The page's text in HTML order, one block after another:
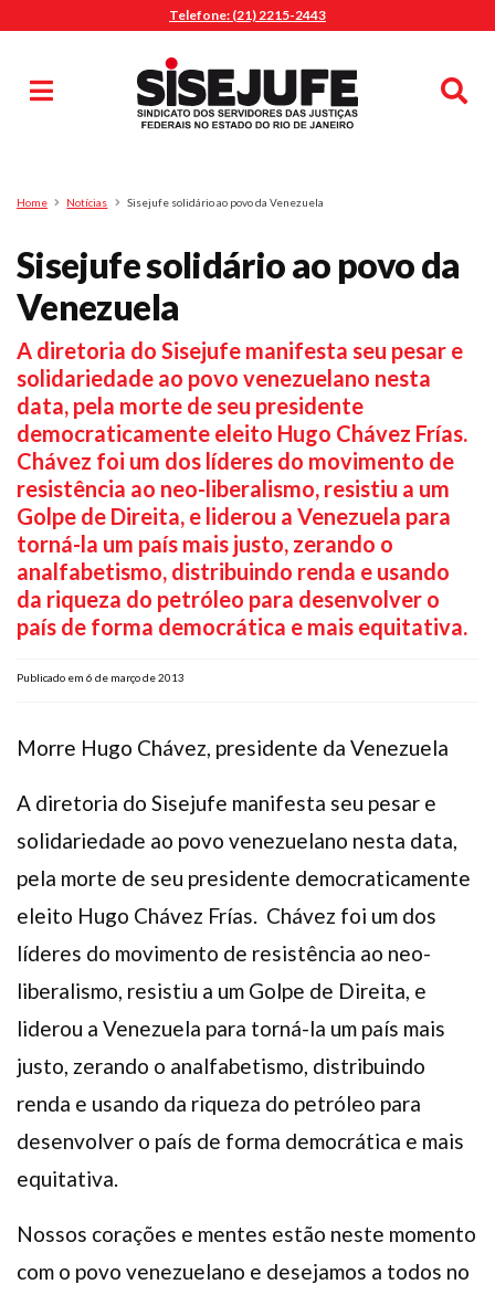
Telefone: (21) 2215-2443
Pesquisa
Home Notícias Sisejufe solidário ao povo da Venezuela
Sisejufe solidário ao povo da
Venezuela
A diretoria do Sisejufe manifesta seu pesar e
solidariedade ao povo venezuelano nesta
data, pela morte de seu presidente
democraticamente eleito Hugo Chávez Frías.
Chávez foi um dos líderes do movimento de
resistência ao neo-liberalismo, resistiu a um
Golpe de Direita, e liderou a Venezuela para
torná-la um país mais justo, zerando o
analfabetismo, distribuindo renda e usando
da riqueza do petróleo para desenvolver o
país de forma democrática e mais equitativa.
Publicado em 6 de março de 2013
Morre Hugo Chávez, presidente da Venezuela
A diretoria do Sisejufe manifesta seu pesar e
solidariedade ao povo venezuelano nesta data,
pela morte de seu presidente democraticamente
eleito Hugo Chávez Frías. Chávez foi um dos
líderes do movimento de resistência ao neo-
liberalismo, resistiu a um Golpe de Direita, e
liderou a Venezuela para torná-la um país mais
justo, zerando o analfabetismo, distribuindo
renda e usando da riqueza do petróleo para
desenvolver o país de forma democrática e mais
equitativa.
Nossos corações e mentes estão neste momento
com o povo venezuelano e desejamos a todos no
MENU
Sindicalize-se
Diretoria
O Sindicato
Agenda
Casa do Alto
Sede Campestre
Nossos Convênios
Gympass Wellhub
Seguro Auto
Plano de Saúde
Assistência Funeral
Pós-graduação
FacebookInstagramTwitter YoutubeTikTok Whatsapp